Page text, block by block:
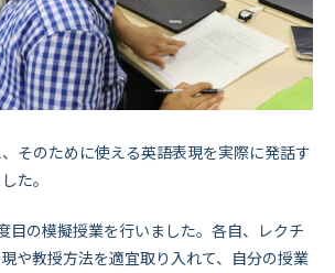
そのために使える英語表現を実際に発話す
た。
目の模擬授業を行いました。各自、レクチ
や教授方法を適宜取り入れて、自分の授業